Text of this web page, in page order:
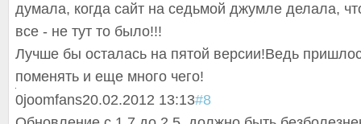
думала, когда сайт на седьмой джумле делала,
все - не тут то было!!!
Лучше бы осталась на пятой версии!Ведь
поменять и еще много чего!
0joomfans20.02.2012 13:13#8